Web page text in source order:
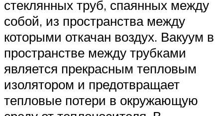
стеклянных труб, спаянных между
собой, из пространства между
которыми откачан воздух. Вакуум в
пространстве между трубками
является прекрасным тепловым
изолятором и предотвращает
тепловые потери в окружающую